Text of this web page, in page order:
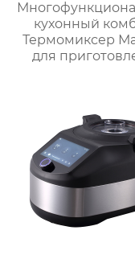
кухонный
Термомиксер
для